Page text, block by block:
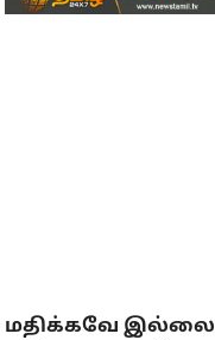
மதிக்கவே இல்லை